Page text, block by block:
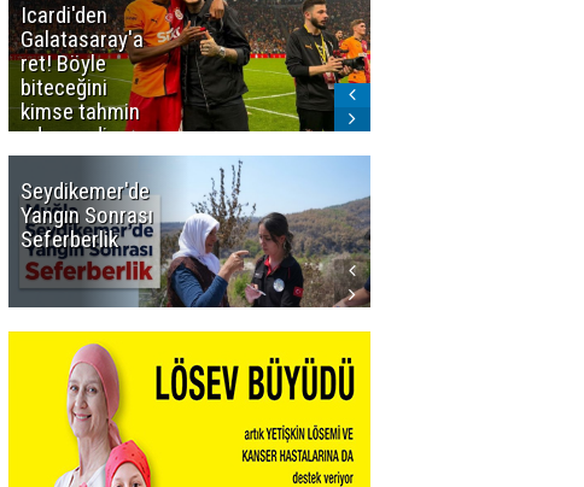
Icardi'den
Galatasaray'a
ret! Böyle
biteceğini
kimse tahmin
edemezdi
Seydikemer'de
Yangın Sonrası
Seferberlik